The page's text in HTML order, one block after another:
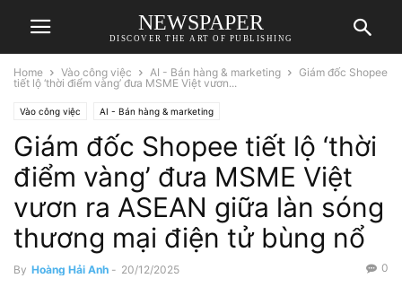
NEWSPAPER
DISCOVER THE ART OF PUBLISHING
Home Vào công việc AI - Bán hàng & marketing
Giám đốc Shopee
tiết lộ ‘thời điểm vàng’ đưa MSME Việt vươn...
Vào công việc AI - Bán hàng & marketing
Giám đốc Shopee tiết lộ ‘thời
điểm vàng’ đưa MSME Việt
vươn ra ASEAN giữa làn sóng
thương mại điện tử bùng nổ
By Hoàng Hải Anh - 20/12/2025 0